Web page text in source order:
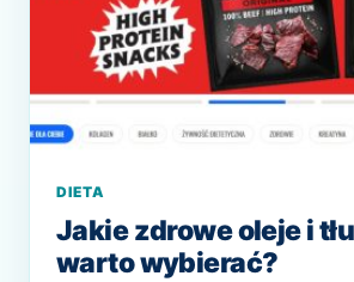
DIETA
Jakie zdrowe oleje i
warto wybierać?